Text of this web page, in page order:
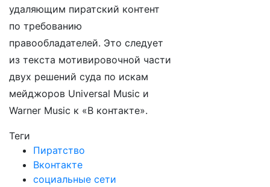
удаляющим пиратский контент
по требованию
правообладателей. Это следует
из текста мотивировочной части
двух решений суда по искам
мейджоров Universal Music и
Warner Music к «В контакте».
Теги
Пиратство
Вконтакте
социальные сети